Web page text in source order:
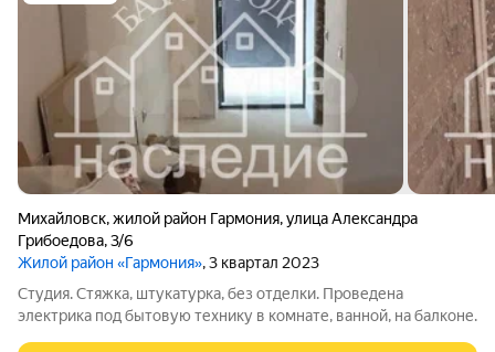
Михайловск,жилой район Гармония,улица Александра
Грибоедова,3/6
Жилой район «Гармония», 3 квартал 2023
Студия. Стяжка, штукатурка, без отделки. Проведена
электрика под бытовую технику в комнате, ванной, на балконе.